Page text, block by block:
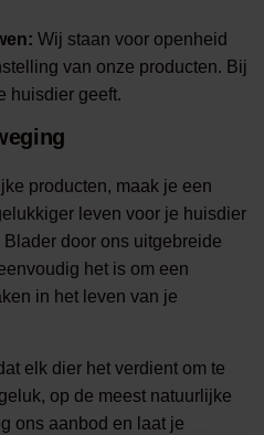
Wij staan voor openheid
van onze producten. Bij
huisdier geeft.
producten, maak je een
leven voor je huisdier
door ons uitgebreide
het is om een
in het leven van je
elk dier het verdient om te
op de meest natuurlijke
ons aanbod en laat je